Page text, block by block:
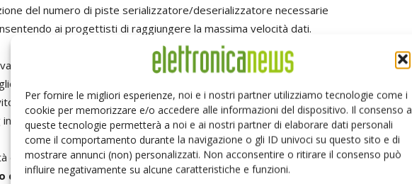
Per fornire le migliori esperienze, noi e i nostri partner utilizziamo tecnologie come i
cookie per memorizzare e/o accedere alle informazioni del dispositivo. Il consenso a
queste tecnologie permetterà a noi e ai nostri partner di elaborare dati personali
come il comportamento durante la navigazione o gli ID univoci su questo sito e di
mostrare annunci (non) personalizzati. Non acconsentire o ritirare il consenso può
influire negativamente su alcune caratteristiche e funzioni.
del numero di piste serializzatore/deserializzatore necessarie
ai progettisti di raggiungere la massima velocità dati.
prestazioni dinamiche per ogni tipo di alimentazione elettrica,
quindi l
in grado di rilevare anche i segnali più piccoli e deboli. Inoltre, il
per un miglioramento delle prestazioni in assenza da spurie.
di TI riduce enormemente gli errori di sistema grazie a un errore
deriva termica.